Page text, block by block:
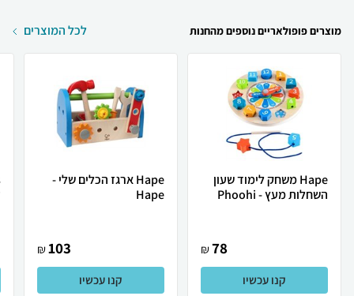
מוצרים פופולאריים נוספים מהחנות לכל המוצרים
Hape משחק לימוד שעון
השחלות מעץ - Phoohi
78
₪
קנו עכשיו
Hape ארגז הכלים שלי -
Hape
103
₪
קנו עכשיו